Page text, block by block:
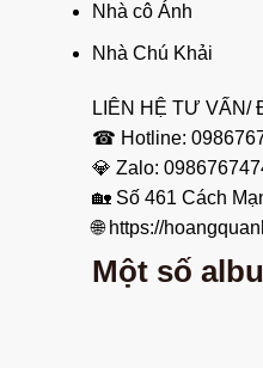
Nhà cô Ánh
Nhà Chú Khải
LIÊN HỆ TƯ VẤN/
☎ Hotline:
💎 Zalo:
🏡 Số 461 Cách
🌐https://
Một số